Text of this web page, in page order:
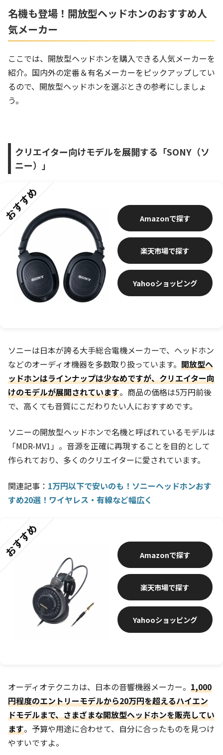
名機も登場！開放型ヘッドホンのおすすめ人
気メーカー
ここでは、開放型ヘッドホンを購入できる人気メーカーを
紹介。国内外の定番＆有名メーカーをピックアップしてい
るので、開放型ヘッドホンを選ぶときの参考にしましょ
う。
クリエイター向けモデルを展開する「SONY（ソ
ニー）」
おすすめ
楽天市場
Amazon
Yahooショッピング
ソニーは日本が誇る大手総合電機メーカーで、ヘッドホン
などのオーディオ機器を多数取り扱っています。 開放型ヘ
ッドホンはラインナップは少なめですが、クリエイター向
けのモデルが展開されています。商品の価格は5万円前後
で、高くても音質にこだわりたい人におすすめです。
ソニーの開放型ヘッドホンで名機と呼ばれているモデルは
「MDR-MV1」。音源を正確に再現することを目的として
作られており、多くのクリエイターに愛されています。
関連記事： 1万円以下で安いのも！ソニーヘッドホンおす
すめ20選！ワイヤレス・有線など幅広く
おすすめ
楽天市場
Amazon
Yahooショッピング
オーディオテクニカは、日本の音響機器メーカー。 1,000
円程度のエントリーモデルから20万円を超えるハイエン
ドモデルまで、さまざまな開放型ヘッドホンを販売してい
ます。予算や用途に合わせて、自分に合ったものを見つけ
やすいですよ。